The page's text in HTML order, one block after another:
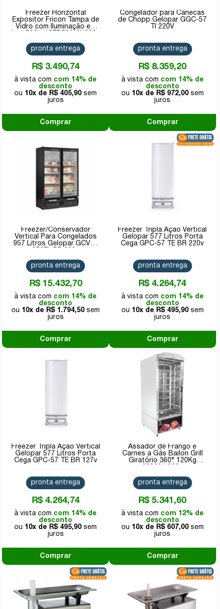
Freezer Horizontal
Expositor Fricon Tampa de
Vidro com Iluminação em
R$ 3.490,74
com 14% de
desconto
10x de
R$ 405,90
pronta entrega
Comprar
Congelador para Canecas
de Chopp Gelopar GGC-57
TI 220V
R$ 8.359,20
com 14% de
desconto
10x de
R$ 972,00
pronta entrega
Comprar
Freezer/Conservador
Vertical Para Congelados
957 Litros Gelopar GCVC-
R$ 15.432,70
com 14% de
desconto
10x de
R$ 1.794,50
pronta entrega
Comprar
Freezer Tripla Ação Vertical
Gelopar 577 Litros Porta
Cega GPC-57 TE BR 220v
R$ 4.264,74
com 14% de
desconto
10x de
R$ 495,90
pronta entrega
Comprar
Freezer Tripla Ação Vertical
Gelopar 577 Litros Porta
Cega GPC-57 TE BR 127v
R$ 4.264,74
com 14% de
desconto
10x de
R$ 495,90
pronta entrega
Comprar
Assador de Frango e
Carnes a Gás Bailon Grill
Giratório 360° 120Kg
R$ 5.341,60
com 12% de
desconto
10x de
R$ 607,00
pronta entrega
Comprar